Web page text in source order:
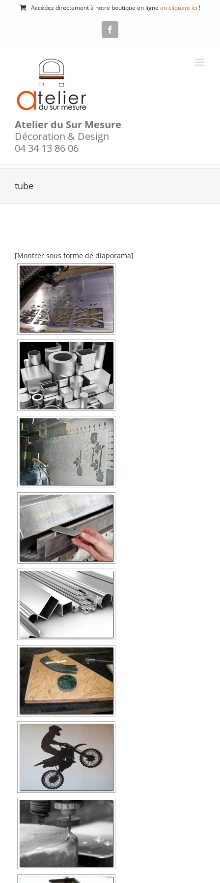
Passer
Accédez directement à notre boutique en ligne en cliquant ici !
Atelier du Sur Mesure
Décoration & Design
04 34 13 86 06
tube
[Montrer sous forme de diaporama]